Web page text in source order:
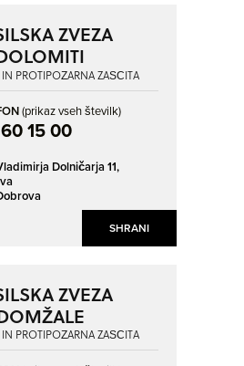
SHRANI
ZVEZA
PROTIPOŽARNA ZAŠČITA
(prikaz vseh številk)
15 00
Dolničarja 11,
ZVEZA
PROTIPOŽARNA ZAŠČITA